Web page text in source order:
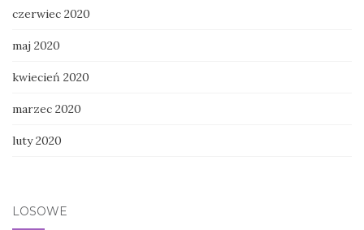
czerwiec 2020
maj 2020
kwiecień 2020
marzec 2020
luty 2020
LOSOWE